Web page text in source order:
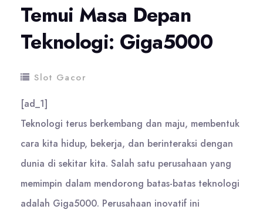
Temui Masa Depan
Teknologi: Giga5000
Slot Gacor
[ad_1]
Teknologi terus berkembang dan maju, membentuk
cara kita hidup, bekerja, dan berinteraksi dengan
dunia di sekitar kita. Salah satu perusahaan yang
memimpin dalam mendorong batas-batas teknologi
adalah Giga5000. Perusahaan inovatif ini